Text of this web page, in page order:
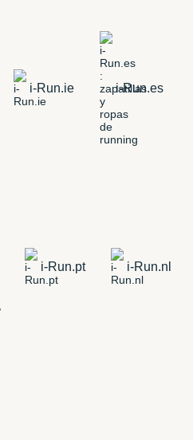
i-Run.ie i-Run.es
i-Run.pt i-Run.nl